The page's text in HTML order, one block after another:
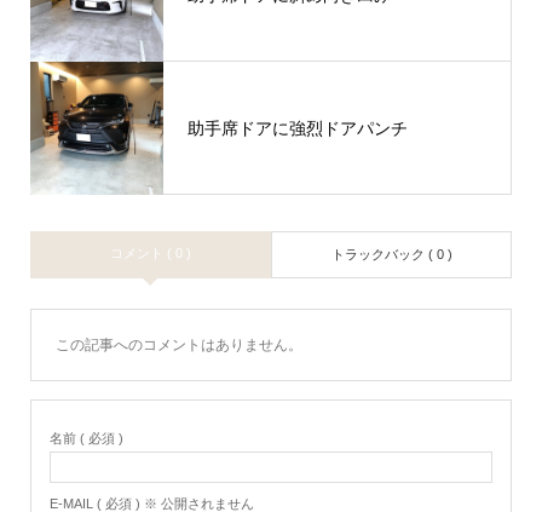
助手席ドアに強烈ドアパンチ
コメント ( 0 ) トラックバック ( 0 )
この記事へのコメントはありません。
名前 ( 必須 )
E-MAIL ( 必須 ) ※ 公開されません